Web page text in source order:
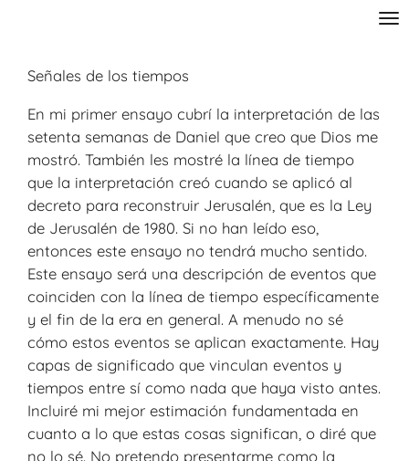
content
Señales de los tiempos
En mi primer ensayo cubrí la interpretación de las
setenta semanas de Daniel que creo que Dios me
mostró. También les mostré la línea de tiempo
que la interpretación creó cuando se aplicó al
decreto para reconstruir Jerusalén, que es la Ley
de Jerusalén de 1980. Si no han leído eso,
entonces este ensayo no tendrá mucho sentido.
Este ensayo será una descripción de eventos que
coinciden con la línea de tiempo específicamente
y el fin de la era en general. A menudo no sé
cómo estos eventos se aplican exactamente. Hay
capas de significado que vinculan eventos y
tiempos entre sí como nada que haya visto antes.
Incluiré mi mejor estimación fundamentada en
cuanto a lo que estas cosas significan, o diré que
no lo sé. No pretendo presentarme como la